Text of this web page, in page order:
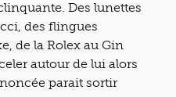
Des lunettes
des flingues
de la Rolex au Gin
autour de lui alors
parait sortir